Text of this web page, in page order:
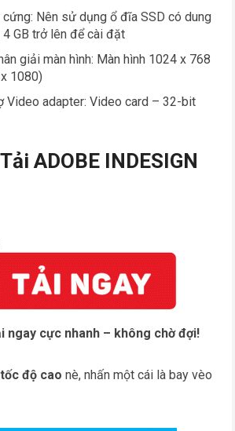
cứng: Nên sử dụng ổ đĩa SSD có dung
GB trở lên để cài đặt
giải màn hình: Màn hình 1024 x 768
1080)
Video adapter: Video card – 32-bit
ADOBE INDESIGN
ngay cực nhanh – không chờ đợi!
độ cao nè, nhấn một cái là bay vèo